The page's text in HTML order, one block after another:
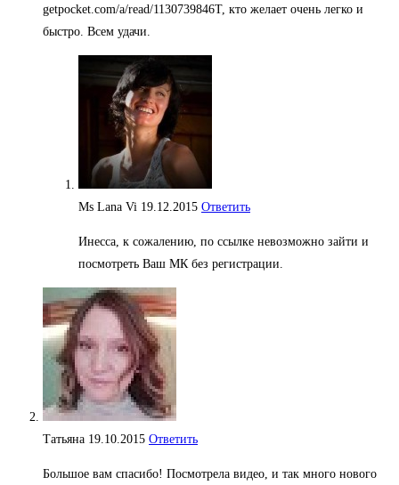
getpocket.com/a/read/1130739846Т, кто желает очень легко и
быстро. Всем удачи.
Ms Lana Vi 19.12.2015 Ответить
Инесса, к сожалению, по ссылке невозможно зайти и
посмотреть Ваш МК без регистрации.
Татьяна 19.10.2015 Ответить
Большое вам спасибо! Посмотрела видео, и так много нового